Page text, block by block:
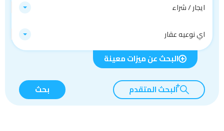
ايجار / شراء
اي نوعيه عقار
البحث عن ميزات معينة
البحث المتقدم بحث